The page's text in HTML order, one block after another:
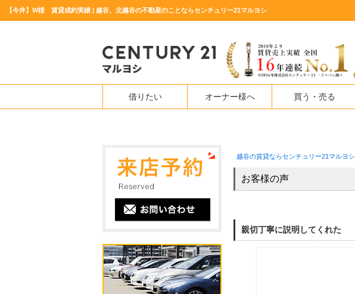
【今井】W様 賃貸成約実績 | 越谷、北越谷の不動産のことならセンチュリー21マルヨシ
借りたい オーナー様へ 買う・売る
越谷の賃貸ならセンチュリー21マルヨシ
お客様の声
親切丁寧に説明してくれた